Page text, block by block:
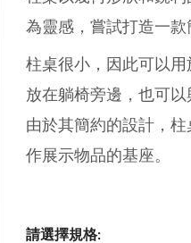
為靈感，嘗試打造一款
柱桌很小，因此可以
放在躺椅旁邊，也可以
由於其簡約的設計，
作展示物品的基座。
請選擇規格: